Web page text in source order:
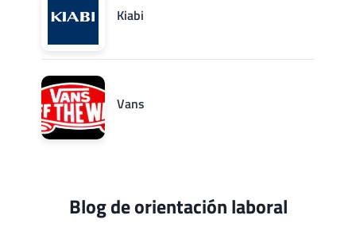
Kiabi
Vans
Blog de orientación laboral